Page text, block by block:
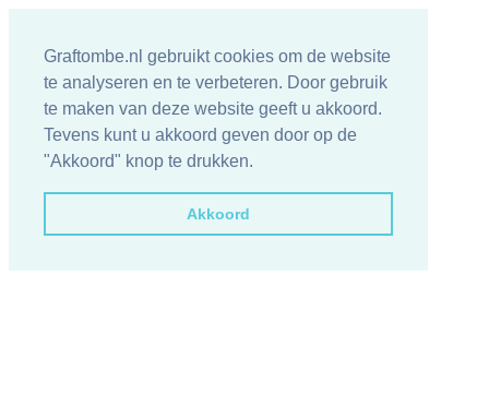
Graftombe.nl gebruikt cookies om de website
te analyseren en te verbeteren. Door gebruik
te maken van deze website geeft u akkoord.
Tevens kunt u akkoord geven door op de
"Akkoord" knop te drukken.
Akkoord